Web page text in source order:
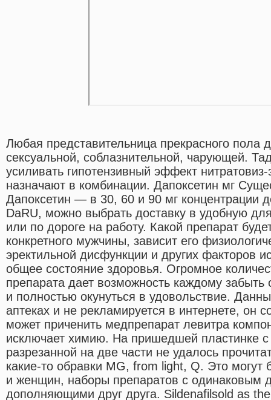
Любая представительница прекрасного пола
сексуальной, соблазнительной, чарующей.
усиливать гипотензивный эффект
назначают в комбинации. Дапоксетин мг
Дапоксетин — в 30, 60 и 90 мг концентрации
DaRU, можно выбрать доставку в удобную
или по дороге на работу. Какой препарат
конкретного мужчины, зависит его
эректильной дисфункции и других факторов
общее состояние здоровья. Огромное
препарата дает возможность каждому
и полностью окунуться в удовольствие.
аптеках и не рекламируется в интернете, он
может приченить медпрепарат левитра
исключает химию. На пришедшей пластинке с
разрезанной на две части не удалось
какие-то обравки MG, from light, Q. Это
и женщин, наборы препаратов с одинаковым
дополняющими друг друга. Sildenafilsold as